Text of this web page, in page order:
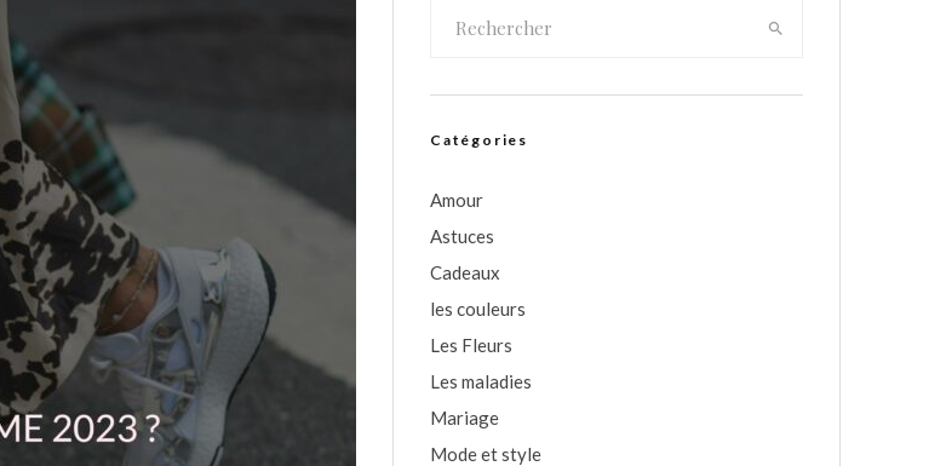
Catégories
Amour
Astuces
Cadeaux
les couleurs
Les Fleurs
Les maladies
Mariage
Mode et style